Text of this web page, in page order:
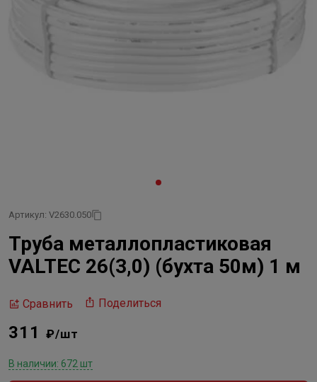
Артикул: V2630.050
Труба металлопластиковая
VALTEC 26(3,0) (бухта 50м) 1 м
Сравнить Поделиться
311 ₽/шт
В наличии: 672 шт